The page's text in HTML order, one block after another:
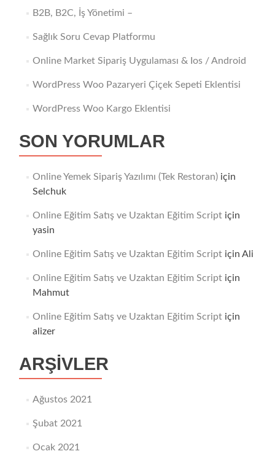
B2B, B2C, İş Yönetimi –
Sağlık Soru Cevap Platformu
Online Market Sipariş Uygulaması & Ios / Android
WordPress Woo Pazaryeri Çiçek Sepeti Eklentisi
WordPress Woo Kargo Eklentisi
SON YORUMLAR
Online Yemek Sipariş Yazılımı (Tek Restoran)için
Selchuk
Online Eğitim Satış ve Uzaktan Eğitim Scriptiçin
yasin
Online Eğitim Satış ve Uzaktan Eğitim Scriptiçin Ali
Online Eğitim Satış ve Uzaktan Eğitim Scriptiçin
Mahmut
Online Eğitim Satış ve Uzaktan Eğitim Scriptiçin
alizer
ARŞIVLER
Ağustos 2021
Şubat 2021
Ocak 2021